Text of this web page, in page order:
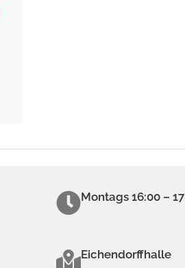
Montags 16:00 –
Eichendorffhalle